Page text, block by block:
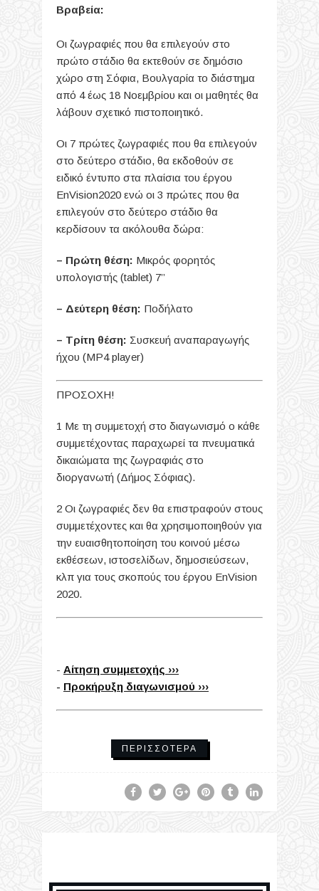
Βραβεία:
Οι ζωγραφιές που θα επιλεγούν στο
πρώτο στάδιο θα εκτεθούν σε δημόσιο
χώρο στη Σόφια, Βουλγαρία το διάστημα
από 4 έως 18 Νοεμβρίου και οι μαθητές θα
λάβουν σχετικό πιστοποιητικό.
Οι 7 πρώτες ζωγραφιές που θα επιλεγούν
στο δεύτερο στάδιο, θα εκδοθούν σε
ειδικό έντυπο στα πλαίσια του έργου
EnVision2020 ενώ οι 3 πρώτες που θα
επιλεγούν στο δεύτερο στάδιο θα
κερδίσουν τα ακόλουθα δώρα:
– Πρώτη θέση: Μικρός φορητός
υπολογιστής (tablet) 7’’
– Δεύτερη θέση: Ποδήλατο
– Τρίτη θέση: Συσκευή αναπαραγωγής
ήχου (MP4 player)
ΠΡΟΣΟΧΗ!
1 Με τη συμμετοχή στο διαγωνισμό ο κάθε
συμμετέχοντας παραχωρεί τα πνευματικά
δικαιώματα της ζωγραφιάς στο
διοργανωτή (Δήμος Σόφιας).
2 Οι ζωγραφιές δεν θα επιστραφούν στους
συμμετέχοντες και θα χρησιμοποιηθούν για
την ευαισθητοποίηση του κοινού μέσω
εκθέσεων, ιστοσελίδων, δημοσιεύσεων,
κλπ για τους σκοπούς του έργου EnVision
2020.
- Αίτηση συμμετοχής ›››
- Προκήρυξη διαγωνισμού ›››
ΠΕΡΙΣΣΌΤΕΡΑ